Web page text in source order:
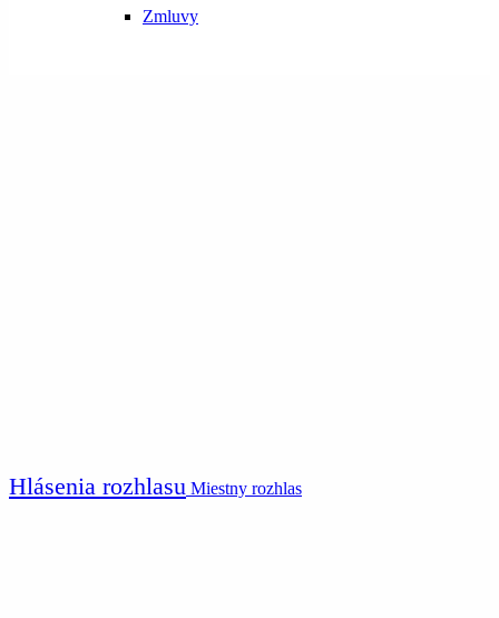
Zmluvy
Hlásenia rozhlasu Miestny rozhlas